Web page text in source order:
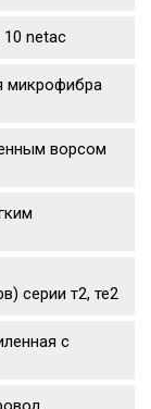
10 netac
микрофибра
ворсом
серии т2, те2
с